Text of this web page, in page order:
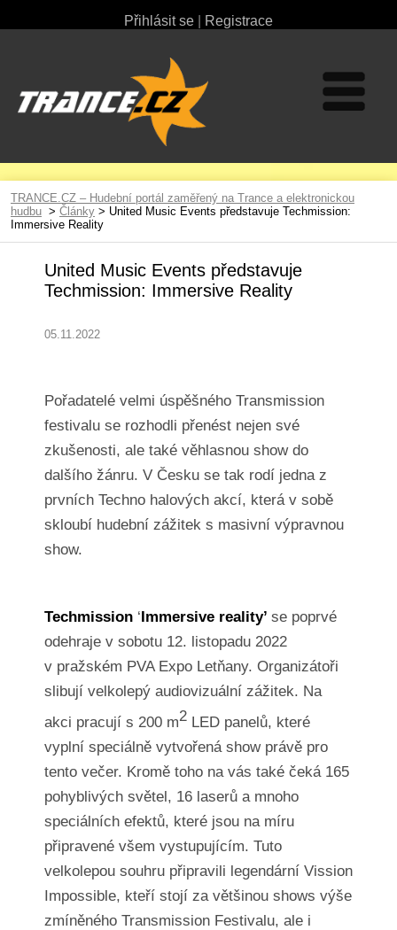
Přihlásit se Registrace
TRANCE.CZ – Hudební portál zaměřený na Trance a elektronickou
hudbu > Články > United Music Events představuje Techmission:
Immersive Reality
United Music Events představuje
Techmission: Immersive Reality
05.11.2022
Pořadatelé velmi úspěšného Transmission
festivalu se rozhodli přenést nejen své
zkušenosti, ale také věhlasnou show do
dalšího žánru. V Česku se tak rodí jedna z
prvních Techno halových akcí, která v sobě
skloubí hudební zážitek s masivní výpravnou
show.
Techmission ‘Immersive reality’ se poprvé
odehraje v sobotu 12. listopadu 2022
v pražském PVA Expo Letňany. Organizátoři
slibují velkolepý audiovizuální zážitek. Na
akci pracují s 200 m2 LED panelů, které
vyplní speciálně vytvořená show právě pro
tento večer. Kromě toho na vás také čeká 165
pohyblivých světel, 16 laserů a mnoho
speciálních efektů, které jsou na míru
připravené všem vystupujícím. Tuto
velkolepou souhru připravili legendární Vission
Impossible, kteří stojí za většinou shows výše
zmíněného Transmission Festivalu, ale i